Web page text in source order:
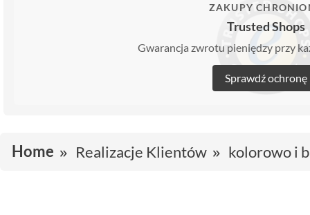
ZAKUPY
Trusted Shops
Gwarancja zwrotu pieniędzy przy
Sprawdź ochronę
Home Realizacje Klientów kolorowo i